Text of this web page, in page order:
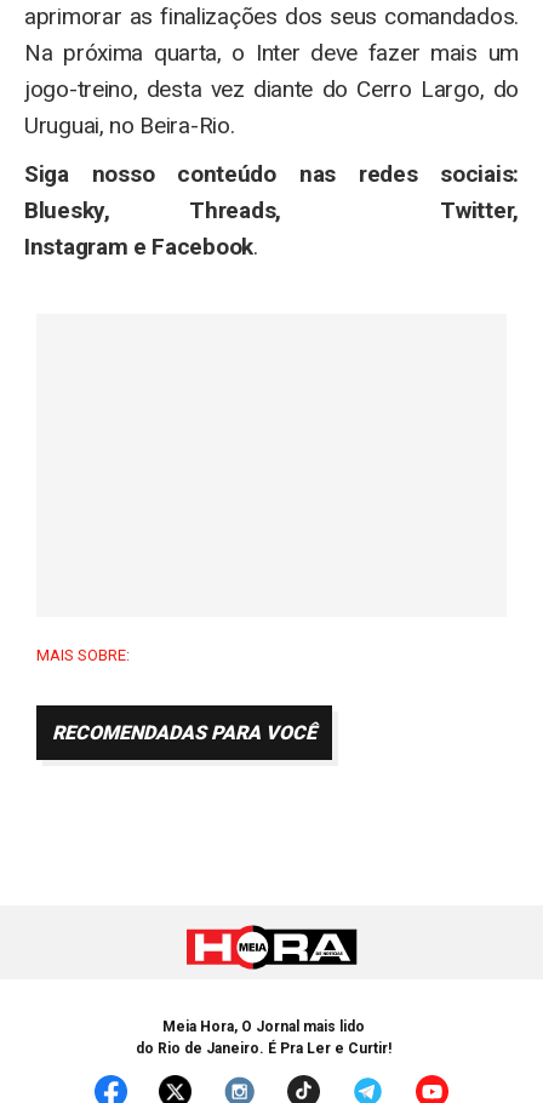
aprimorar as finalizações dos seus comandados.
Na próxima quarta, o Inter deve fazer mais um
jogo-treino, desta vez diante do Cerro Largo, do
Uruguai, no Beira-Rio.
Siga nosso conteúdo nas redes sociais:
Bluesky, Threads, Twitter,
Instagram e Facebook.
MAIS SOBRE:
RECOMENDADAS PARA VOCÊ
Meia Hora, O Jornal mais lido
do Rio de Janeiro. É Pra Ler e Curtir!